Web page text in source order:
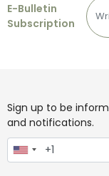
E-Bulletin
Subscription
Sign up to be
and notifications.